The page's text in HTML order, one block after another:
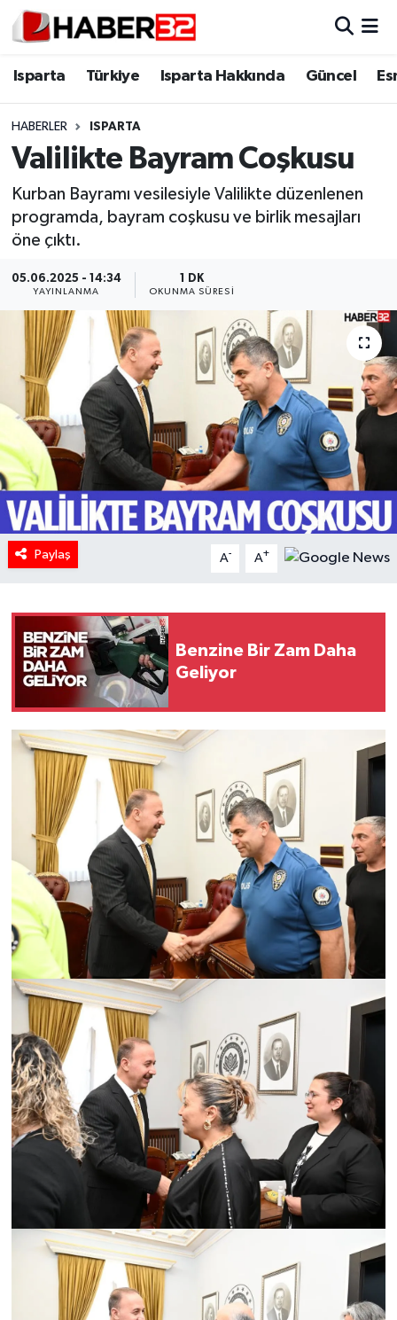
Isparta Türkiye Isparta Hakkında Güncel
HABERLER ISPARTA
Valilikte Bayram Coşkusu
Kurban Bayramı vesilesiyle Valilikte düzenlenen
programda, bayram coşkusu ve birlik mesajları
öne çıktı.
05.06.2025 - 14:34
YAYINLANMA
1 DK
OKUNMA SÜRESI
Paylaş A- A+
Benzine Bir Zam Daha
Geliyor
Isparta
Esnaf Diyor ki;
ASAYİŞ
BİLİM VE TEKNOLOJİ
EĞİTİM
GENEL
Güncel
HABERDE İNSAN
İlginç
KÜLTÜR SANAT
MAGAZİN
Oyun
POLİTİKA
RESMİ İLANLAR
SAĞLIK
Spor
Tarihi Yapılarımız
Teknoloji
Türkiye
Yerel
İletişim
Künye
Isparta Nöbetçi Eczaneler
Isparta Trafik Yoğunluk Haritası
Süper Lig Puan Durumu ve Fikstür
Tüm Manşetler
Son Dakika Haberleri
Haber Arşivi